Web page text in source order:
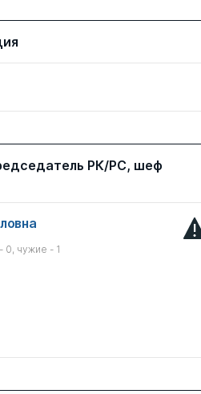
РК/РС, шеф
чужие - 1